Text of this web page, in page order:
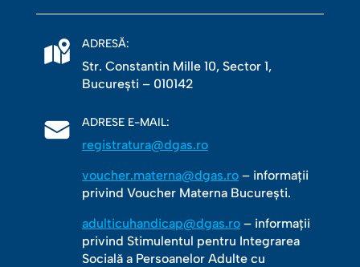
ADRESĂ:
Str. Constantin Mille 10, Sector 1,
Bucureşti – 010142
ADRESE E-MAIL:
registratura@dgas.ro
voucher.materna@dgas.ro– informații
privind Voucher Materna București.
adulticuhandicap@dgas.ro– informații
privind Stimulentul pentru Integrarea
Socială a Persoanelor Adulte cu